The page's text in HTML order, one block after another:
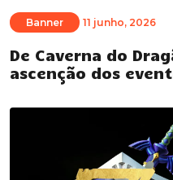
Banner 11 junho, 2026
De Caverna do
ascenção dos